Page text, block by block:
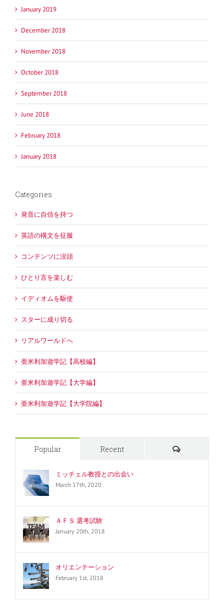
January 2019
December 2018
November 2018
October 2018
September 2018
June 2018
February 2018
January 2018
Categories
発音に自信を持つ
英語の構文を征服
コンテンツに没頭
ひとり言を楽しむ
イディオムを駆使
スターに成り切る
リアルワールドへ
亜米利加遊学記【高校編】
亜米利加遊学記【大学編】
亜米利加遊学記【大学院編】
Popular Recent Comments
ミッチェル教授との出会い
March 17th, 2020
ＡＦＳ 選考試験
January 20th, 2018
オリエンテーション
February 1st, 2018